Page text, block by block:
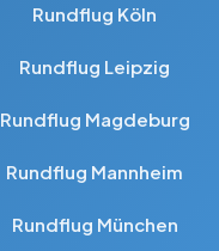
Rundflug Köln
Rundflug Leipzig
Rundflug Magdeburg
Rundflug Mannheim
Rundflug München